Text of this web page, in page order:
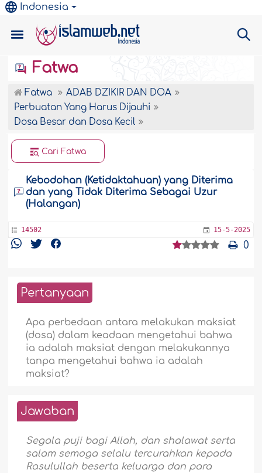
Indonesia
Fatwa
Fatwa
ADAB DZIKIR DAN DOA
Perbuatan Yang Harus Dijauhi
Dosa Besar dan Dosa Kecil
Cari Fatwa
Kebodohan (Ketidaktahuan) yang Diterima
dan yang Tidak Diterima Sebagai Uzur
(Halangan)
14502 15-5-2025
0
Pertanyaan
Apa perbedaan antara melakukan maksiat
(dosa) dalam keadaan mengetahui bahwa
ia adalah maksiat dengan melakukannya
tanpa mengetahui bahwa ia adalah
maksiat?
Jawaban
Segala puji bagi Allah, dan shalawat serta
salam semoga selalu tercurahkan kepada
Rasulullah beserta keluarga dan para